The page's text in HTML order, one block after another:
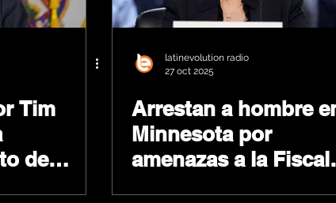
Tim
de
latinevolution radio
27 oct 2025
Arrestan a hombre
Minnesota por
amenazas a la Fiscal